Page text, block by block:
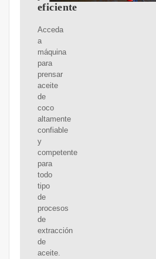
eficiente
Acceda
a
máquina
para
prensar
aceite
de
coco
altamente
confiable
y
competente
para
todo
tipo
de
procesos
de
extracción
de
aceite.